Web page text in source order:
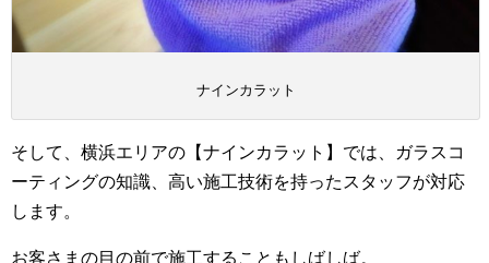
ナインカラット
そして、横浜エリアの【ナインカラット】では、ガラスコ
ーティングの知識、高い施工技術を持ったスタッフが対応
します。
お客さまの目の前で施工することもしばしば。